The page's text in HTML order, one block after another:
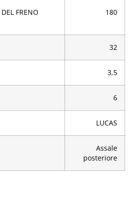
FRENO
180
32
3,5
6
LUCAS
Assale
posteriore